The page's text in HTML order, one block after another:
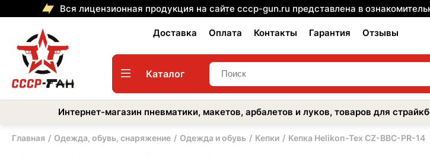
Вся лицензионная продукция на сайте cccp-gun.ru представлена в
Доставка Оплата Контакты Гарантия Отзывы
Каталог
Интернет-магазин пневматики, макетов, арбалетов и луков, товаров для
Главная Одежда, обувь, снаряжение Одежда и обувь Кепки Кепка Helikon-Tex CZ-BBC-PR-14